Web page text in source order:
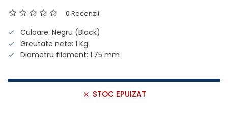
0 Recenzii
Culoare: Negru (Black)
Greutate neta: 1 Kg
Diametru filament: 1.75 mm
STOC EPUIZAT